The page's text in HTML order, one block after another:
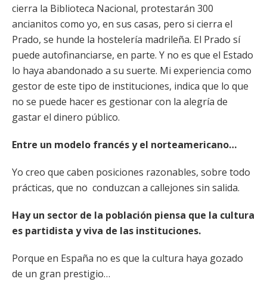
cierra la Biblioteca Nacional, protestarán 300
ancianitos como yo, en sus casas, pero si cierra el
Prado, se hunde la hostelería madrileña. El Prado sí
puede autofinanciarse, en parte. Y no es que el Estado
lo haya abandonado a su suerte. Mi experiencia como
gestor de este tipo de instituciones, indica que lo que
no se puede hacer es gestionar con la alegría de
gastar el dinero público.
Entre un modelo francés y el norteamericano…
Yo creo que caben posiciones razonables, sobre todo
prácticas, que no conduzcan a callejones sin salida.
Hay un sector de la población piensa que la cultura
es partidista y viva de las instituciones.
Porque en España no es que la cultura haya gozado
de un gran prestigio…